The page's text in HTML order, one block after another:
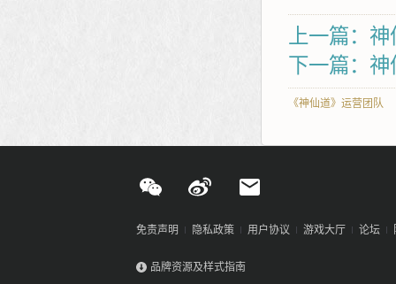
上一篇：
下一篇：
《神仙道》运营团队
免责声明 隐私政策 用户协议 游戏大厅 论坛
品牌资源及样式指南